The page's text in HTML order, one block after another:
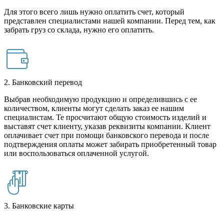
Для этого всего лишь нужно оплатить счет, который
представлен специалистами нашей компании. Перед тем, как
забрать груз со склада, нужно его оплатить.
2. Банковский перевод
Выбрав необходимую продукцию и определившись с ее
количеством, клиенты могут сделать заказ ее нашим
специалистам. Те просчитают общую стоимость изделий и
выставят счет клиенту, указав реквизиты компании. Клиент
оплачивает счет при помощи банковского перевода и после
подтверждения оплаты может забирать приобретенный товар
или воспользоваться оплаченной услугой.
3. Банковские карты